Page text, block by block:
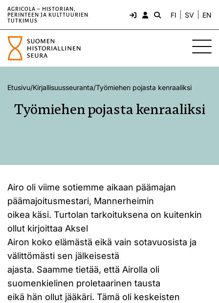
AGRICOLA – HISTORIAN,
PERINTEEN JA KULTTUURIEN
TUTKIMUS
FI SV EN
Etusivu/Kirjallisuusseuranta/Työmiehen pojasta kenraaliksi
Työmiehen pojasta kenraaliksi
Airo oli viime sotiemme aikaan päämajan
päämajoitusmestari, Mannerheimin
oikea käsi. Turtolan tarkoituksena on kuitenkin
ollut kirjoittaa Aksel
Airon koko elämästä eikä vain sotavuosista ja
välittömästi sen jälkeisestä
ajasta. Saamme tietää, että Airolla oli
suomenkielinen proletaarinen tausta
eikä hän ollut jääkäri. Tämä oli keskeisten